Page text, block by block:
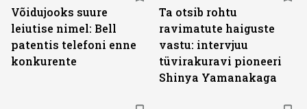
Võidujooks suure
leiutise nimel: Bell
patentis telefoni enne
konkurente
Ta otsib rohtu
ravimatute haiguste
vastu: intervjuu
tüvirakuravi pioneeri
Shinya Yamanakaga